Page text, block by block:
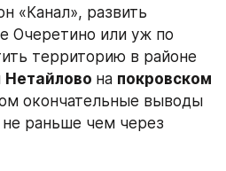
«Канал», развить
Очеретино или уж по
территорию в районе
Нетайлово на
окончательные выводы
раньше чем через